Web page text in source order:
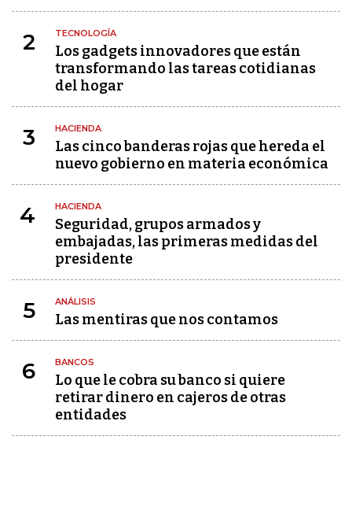
2 TECNOLOGÍA
Los gadgets innovadores que están
transformando las tareas cotidianas
del hogar
3 HACIENDA
Las cinco banderas rojas que hereda el
nuevo gobierno en materia económica
4 HACIENDA
Seguridad, grupos armados y
embajadas, las primeras medidas del
presidente
5 ANÁLISIS
Las mentiras que nos contamos
6 BANCOS
Lo que le cobra su banco si quiere
retirar dinero en cajeros de otras
entidades